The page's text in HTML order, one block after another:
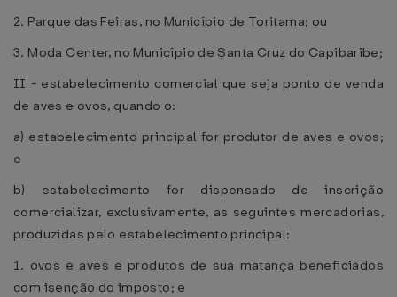
2. Parque das Feiras, no Município de Toritama; ou
3. Moda Center, no Município de Santa Cruz do Capibaribe;
II - estabelecimento comercial que seja ponto de venda
de aves e ovos, quando o:
a) estabelecimento principal for produtor de aves e ovos;
e
b) estabelecimento for dispensado de inscrição
comercializar, exclusivamente, as seguintes mercadorias,
produzidas pelo estabelecimento principal:
1. ovos e aves e produtos de sua matança beneficiados
com isenção do imposto; e